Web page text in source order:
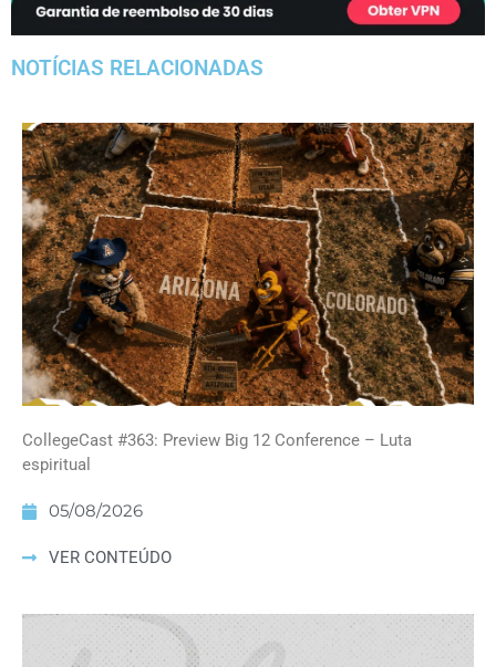
NOTÍCIAS RELACIONADAS
CollegeCast #363: Preview Big 12 Conference – Luta
espiritual
05/08/2026
VER CONTEÚDO